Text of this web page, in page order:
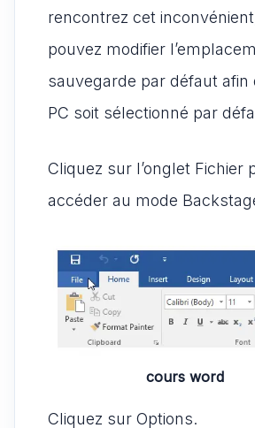
rencontrez cet
pouvez modifier
sauvegarde par défaut afin
PC soit sélectionné par
Cliquez sur l’onglet Fichier
accéder au mode
cours word
Cliquez sur Options.